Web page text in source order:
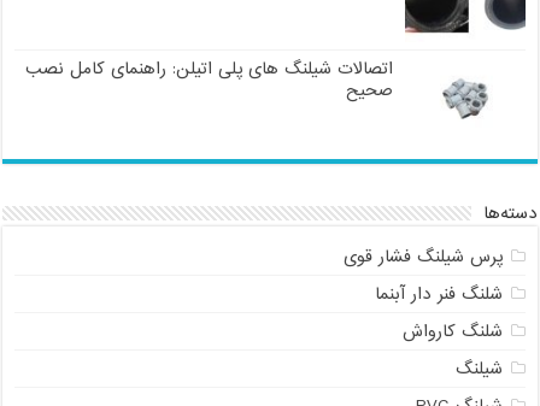
اتصالات شیلنگ های پلی اتیلن: راهنمای کامل نصب
صحیح
دسته‌ها
پرس شیلنگ فشار قوی
شلنگ فنر دار آبنما
شلنگ کارواش
شیلنگ